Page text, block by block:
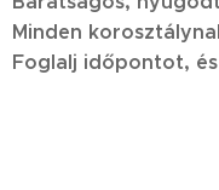
Minden
Foglalj időpontot,